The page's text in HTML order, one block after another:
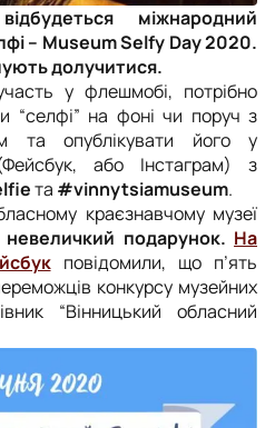
міжнародний
– Museum Selfy Day 2020.
долучитися.
у флешмобі, потрібно
“селфі” на фоні чи поруч з
та опублікувати його у
або Інстаграм) з
та #vinnytsiamuseum.
краєзнавчому музеї
невеличкий подарунок. На
повідомили, що п’ять
конкурсу музейних
“Вінницький обласний